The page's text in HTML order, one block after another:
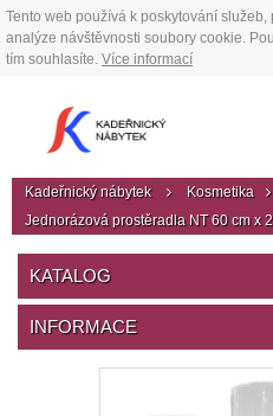
Tento web používá k poskytování
analýze návštěvnosti soubory cookie.
tím souhlasíte. Více informací
Kadeřnický nábytek Kosmetika
Jednorázová prostěradla NT 60 cm x
KATALOG
INFORMACE